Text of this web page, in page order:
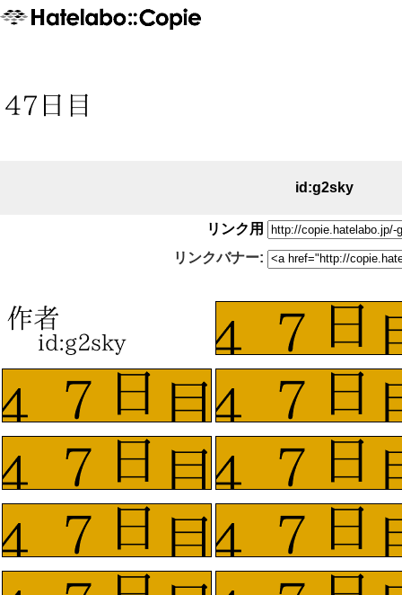
id:g2sky
リンク用
リンクバナー: